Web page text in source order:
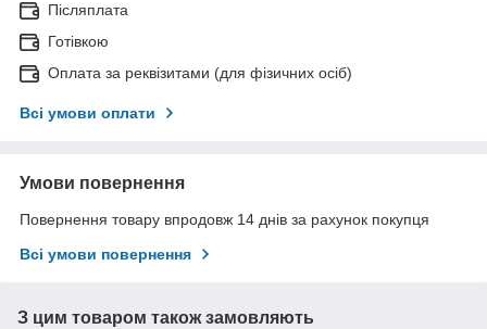
Післяплата
Готівкою
Оплата за реквізитами (для фізичних осіб)
Всі умови оплати
Умови повернення
Повернення товару впродовж 14 днів за рахунок покупця
Всі умови повернення
З цим товаром також замовляють